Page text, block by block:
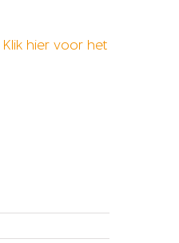
Klik hier voor het